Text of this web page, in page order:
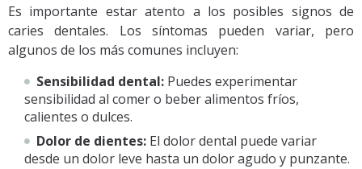
Es importante estar atento a los posibles signos de
caries dentales. Los síntomas pueden variar, pero
algunos de los más comunes incluyen:
Sensibilidad dental: Puedes experimentar
sensibilidad al comer o beber alimentos fríos,
calientes o dulces.
Dolor de dientes: El dolor dental puede variar
desde un dolor leve hasta un dolor agudo y punzante.